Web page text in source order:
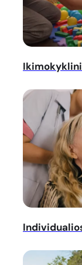
Kelininkas